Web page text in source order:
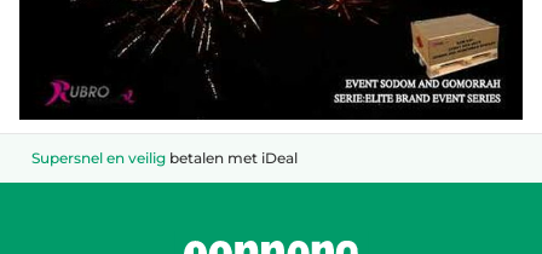
Supersnel en veilig betalen met iDeal